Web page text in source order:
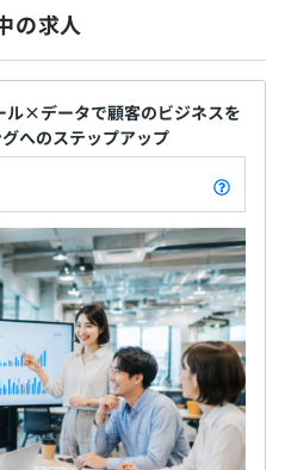
く社風があるため、社員の積
います。
働きやすい職場づくりに社員
。
て活躍できれば、その貢献の
るような評価制度になってい
超えて成長し、自分らしく働
広がっています。
％～2
生年金加入・雇用保険・労災
康保険組合加入
様な業界で実績を積み重ね
などからも厚い信頼を寄
まな場⾯でビッグデータの
の需要が⾼まる中で、プ
キルを向上し、市場価値
。 ◆社員が主体
え失敗しても、その経験を
ジし続ける風土が根づい
は、不平不満を言うのでは
り解決に導くことを重視
の機会と捉え、問題の解決
す。経営陣からのトップダ
意見も積極的に取り上げ
こないながら社内制度を
チ経営」を推進している
の求人
ル×データで顧客のビジネスを
へのステップアップ